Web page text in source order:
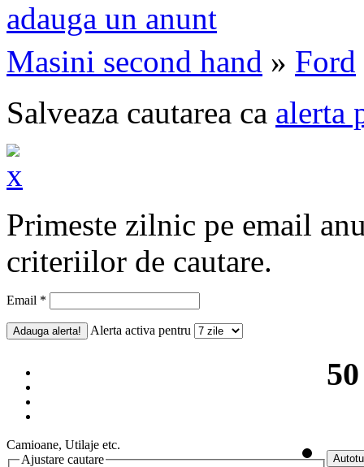
adauga un anunt
Masini second hand » Ford
Salveaza cautarea ca alerta
Primeste zilnic pe email
criteriilor de cautare.
Email *
Alerta activa pentru
Camioane, Utilaje etc.
Ajustare cautare